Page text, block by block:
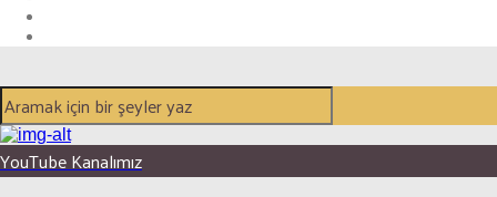
YouTube Kanalımız